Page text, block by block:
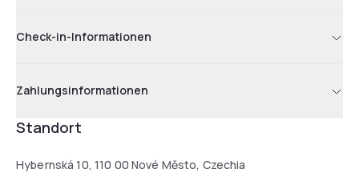
Check-in-Informationen
Zahlungsinformationen
Standort
Hybernská 10, 110 00 Nové Město, Czechia